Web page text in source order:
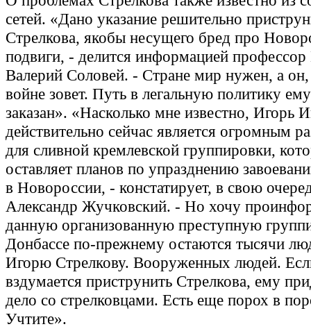
сетей. «Дано указание решительно
Стрелкова, якобы несущего бред про
подвиги, - делится информацией
Валерий Соловей. - Стране мир нужен, а
войне зовет. Путь в легальную политику
заказан». «Насколько мне известно, Игорь
действительно сейчас является огромным
для сливной кремлевской группировки,
оставляет планов по упразднению
в Новороссии, - констатирует, в свою
Александр Жучковский. - Но хочу
данную организованную преступную
Донбассе по-прежнему остаются тысячи
Игорю Стрелкову. Вооруженных людей.
вздумается приструнить Стрелкова, ему
дело со стрелковцами. Есть еще порох в
Учтите».